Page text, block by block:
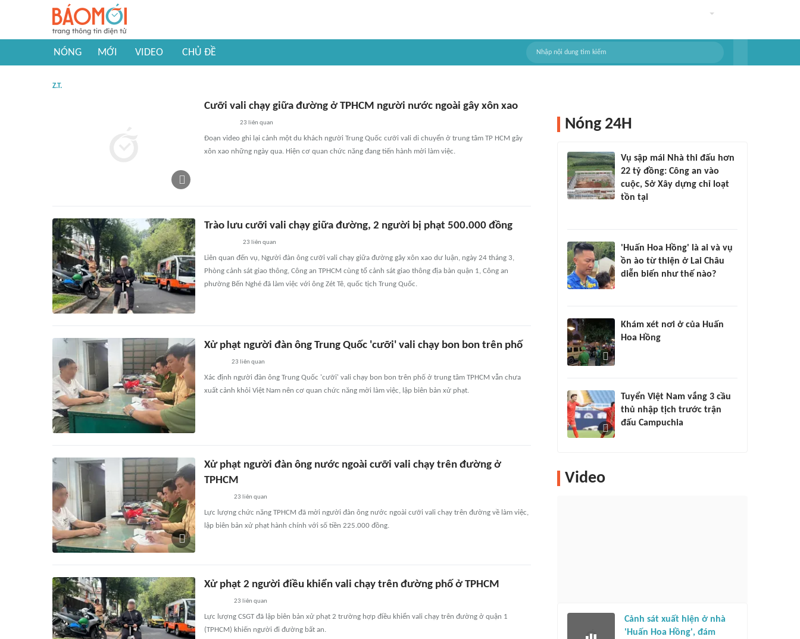
NÓNG MỚI VIDEO CHỦ ĐỀ
Z.T.
Cưỡi vali chạy giữa đường ở TPHCM người nước ngoài gây xôn xao
23 liên quan
Đoạn video ghi lại cảnh một du khách người Trung Quốc cưỡi vali di chuyển ở trung tâm TP HCM gây
xôn xao những ngày qua. Hiện cơ quan chức năng đang tiến hành mời làm việc.
Trào lưu cưỡi vali chạy giữa đường, 2 người bị phạt 500.000 đồng
23 liên quan
Liên quan đến vụ, Người đàn ông cưỡi vali chạy giữa đường gây xôn xao dư luận, ngày 24 tháng 3,
Phòng cảnh sát giao thông, Công an TPHCM cùng tổ cảnh sát giao thông địa bàn quận 1, Công an
phường Bến Nghé đã làm việc với ông Zét Tê, quốc tịch Trung Quốc.
Xử phạt người đàn ông Trung Quốc 'cưỡi' vali chạy bon bon trên phố
23 liên quan
Xác định người đàn ông Trung Quốc 'cưỡi' vali chạy bon bon trên phố ở trung tâm TPHCM vẫn chưa
xuất cảnh khỏi Việt Nam nên cơ quan chức năng mời làm việc, lập biên bản xử phạt.
Xử phạt người đàn ông nước ngoài cưỡi vali chạy trên đường ở
TPHCM
23 liên quan
Lực lượng chức năng TPHCM đã mời người đàn ông nước ngoài cưỡi vali chạy trên đường về làm việc,
lập biên bản xử phạt hành chính với số tiền 225.000 đồng.
Xử phạt 2 người điều khiển vali chạy trên đường phố ở TPHCM
23 liên quan
Lực lượng CSGT đã lập biên bản xử phạt 2 trường hợp điều khiển vali chạy trên đường ở quận 1
(TPHCM) khiến người đi đường bất an.
Nóng 24H
Vụ sập mái Nhà thi đấu hơn
22 tỷ đồng: Công an vào
cuộc, Sở Xây dựng chỉ loạt
tồn tại
'Huấn Hoa Hồng' là ai và vụ
ồn ào từ thiện ở Lai Châu
diễn biến như thế nào?
Khám xét nơi ở của Huấn
Hoa Hồng
Tuyển Việt Nam vắng 3 cầu
thủ nhập tịch trước trận
đấu Campuchia
Video
Cảnh sát xuất hiện ở nhà
'Huấn Hoa Hồng', đám